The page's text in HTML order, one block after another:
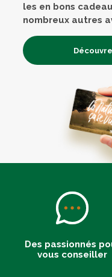
les en bons
nombreux autres
Des passionnés
vous conseiller